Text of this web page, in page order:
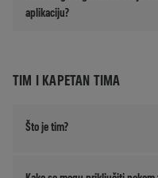
aplikaciju?
TIM I KAPETAN TIMA
Što je tim?